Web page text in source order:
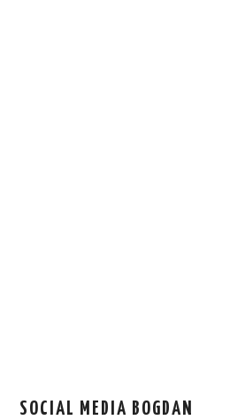
SOCIAL MEDIA BOGDAN